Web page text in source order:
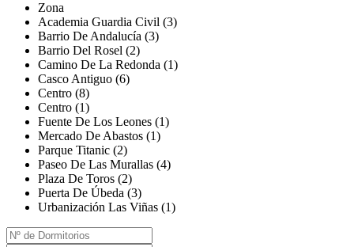
Zona
Academia Guardia Civil (3)
Barrio De Andalucía (3)
Barrio Del Rosel (2)
Camino De La Redonda (1)
Casco Antiguo (6)
Centro (8)
Centro (1)
Fuente De Los Leones (1)
Mercado De Abastos (1)
Parque Titanic (2)
Paseo De Las Murallas (4)
Plaza De Toros (2)
Puerta De Úbeda (3)
Urbanización Las Viñas (1)